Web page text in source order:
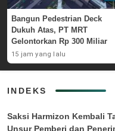
Bangun Pedestrian Deck
Dukuh Atas, PT MRT
Gelontorkan Rp 300 Miliar
15 jam yang lalu
INDEKS
Saksi Harmizon Kembali
Unsur Pemberi dan